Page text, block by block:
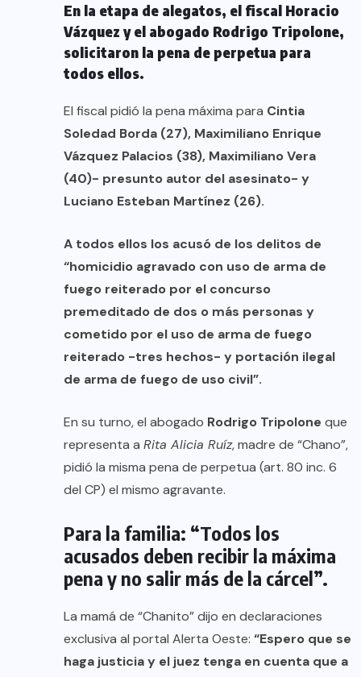
En la etapa de alegatos, el fiscal Horacio
Vázquez y el abogado Rodrigo Tripolone,
solicitaron la pena de perpetua para
todos ellos.
El fiscal pidió la pena máxima para Cintia
Soledad Borda (27), Maximiliano Enrique
Vázquez Palacios (38), Maximiliano Vera
(40)- presunto autor del asesinato- y
Luciano Esteban Martínez (26).
A todos ellos los acusó de los delitos de
“homicidio agravado con uso de arma de
fuego reiterado por el concurso
premeditado de dos o más personas y
cometido por el uso de arma de fuego
reiterado -tres hechos- y portación ilegal
de arma de fuego de uso civil”.
En su turno, el abogado Rodrigo Tripolone que
representa a Rita Alicia Ruíz, madre de “Chano”,
pidió la misma pena de perpetua (art. 80 inc. 6
del CP) el mismo agravante.
Para la familia: “Todos los
acusados deben recibir la máxima
pena y no salir más de la cárcel”.
La mamá de “Chanito” dijo en declaraciones
exclusiva al portal Alerta Oeste: “Espero que se
haga justicia y el juez tenga en cuenta que a